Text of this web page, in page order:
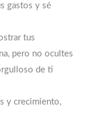
gastos y sé
tus
pero no ocultes
de ti
y crecimiento,